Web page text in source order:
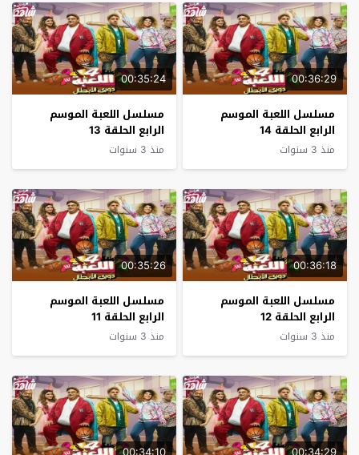
00:36:29
مسلسل اللعبة الموسم
الرابع الحلقة 14
منذ 3 سنوات
00:35:24
مسلسل اللعبة الموسم
الرابع الحلقة 13
منذ 3 سنوات
00:36:18
مسلسل اللعبة الموسم
الرابع الحلقة 12
منذ 3 سنوات
00:35:26
مسلسل اللعبة الموسم
الرابع الحلقة 11
منذ 3 سنوات